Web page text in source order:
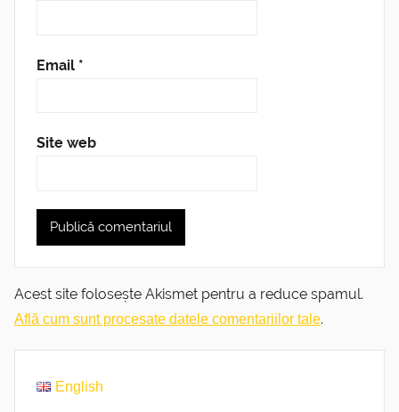
Email *
Site web
Acest site folosește Akismet pentru a reduce spamul.
Află cum sunt procesate datele comentariilor tale.
English